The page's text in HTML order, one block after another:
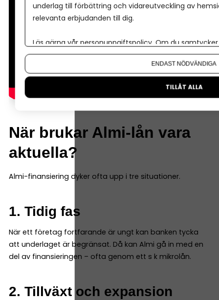
När brukar Almi-lån vara
aktuella?
Almi-finansiering dyker ofta upp i tre situationer.
1. Tidig fas
När ett företag fortfarande är ungt kan banken tycka
att underlaget är begränsat. Då kan Almi gå in med en
del av finansieringen – ofta genom ett s k mikrolån.
2. Tillväxt och expansion
underlag till förbättring och vidareutveckling av
relevanta erbjudanden till dig.
Läs gärna vår personuppgiftspolicy. Om du
Om du vill ändra ditt val i efterhand hittar du den
ENDAST NÖDVÄNDIGA
TILLÅT ALLA